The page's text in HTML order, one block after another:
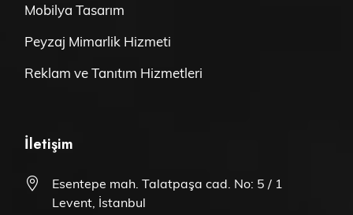
Mobilya Tasarım
Peyzaj Mimarlik Hizmeti
Reklam ve Tanıtım Hizmetleri
İletişim
Esentepe mah. Talatpaşa cad. No: 5 / 1
Levent, İstanbul